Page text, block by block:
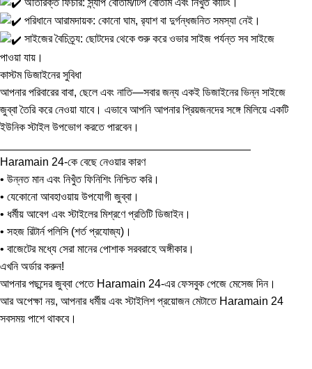
পরিধানে আরামদায়ক: কোনো ঘাম, র্যাশ বা দুর্গন্ধজনিত সমস্যা নেই।
সাইজের বৈচিত্র্য: ছোটদের থেকে শুরু করে ওভার সাইজ পর্যন্ত সব সাইজে
পাওয়া যায়।
কাস্টম ডিজাইনের সুবিধা
আপনার পরিবারের বাবা, ছেলে এবং নাতি—সবার জন্য একই ডিজাইনের ভিন্ন সাইজে
জুব্বা তৈরি করে নেওয়া যাবে। এভাবে আপনি আপনার প্রিয়জনদের সঙ্গে মিলিয়ে একটি
ইউনিক স্টাইল উপভোগ করতে পারবেন।
Haramain 24-কে বেছে নেওয়ার কারণ
• উন্নত মান এবং নিখুঁত ফিনিশিং নিশ্চিত করি।
• যেকোনো আবহাওয়ায় উপযোগী জুব্বা।
• ধর্মীয় আবেগ এবং স্টাইলের মিশ্রণে প্রতিটি ডিজাইন।
• সহজ রিটার্ন পলিসি (শর্ত প্রযোজ্য)।
• বাজেটের মধ্যে সেরা মানের পোশাক সরবরাহে অঙ্গীকার।
এখনি অর্ডার করুন!
আপনার পছন্দের জুব্বা পেতে Haramain 24-এর ফেসবুক পেজে মেসেজ দিন।
আর অপেক্ষা নয়, আপনার ধর্মীয় এবং স্টাইলিশ প্রয়োজন মেটাতে Haramain 24
সবসময় পাশে থাকবে।